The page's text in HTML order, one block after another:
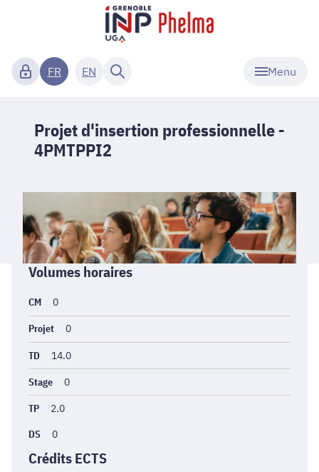
Menu
FR EN
Projet d'insertion professionnelle -
4PMTPPI2
Informations
générales
Volumes horaires
CM 0
Projet 0
TD 14.0
Stage 0
TP 2.0
DS 0
Crédits ECTS